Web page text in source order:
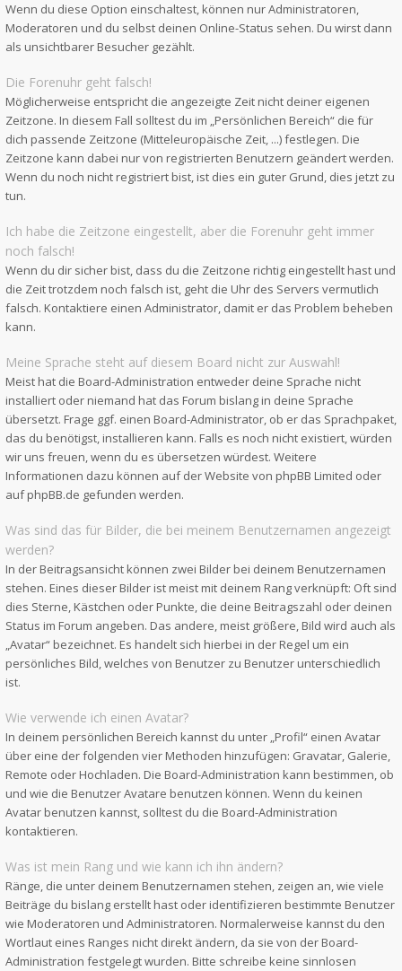
Wenn du diese Option einschaltest, können nur Administratoren,
Moderatoren und du selbst deinen Online-Status sehen. Du wirst dann
als unsichtbarer Besucher gezählt.
Die Forenuhr geht falsch!
Möglicherweise entspricht die angezeigte Zeit nicht deiner eigenen
Zeitzone. In diesem Fall solltest du im „Persönlichen Bereich“ die für
dich passende Zeitzone (Mitteleuropäische Zeit, ...) festlegen. Die
Zeitzone kann dabei nur von registrierten Benutzern geändert werden.
Wenn du noch nicht registriert bist, ist dies ein guter Grund, dies jetzt zu
tun.
Ich habe die Zeitzone eingestellt, aber die Forenuhr geht immer
noch falsch!
Wenn du dir sicher bist, dass du die Zeitzone richtig eingestellt hast und
die Zeit trotzdem noch falsch ist, geht die Uhr des Servers vermutlich
falsch. Kontaktiere einen Administrator, damit er das Problem beheben
kann.
Meine Sprache steht auf diesem Board nicht zur Auswahl!
Meist hat die Board-Administration entweder deine Sprache nicht
installiert oder niemand hat das Forum bislang in deine Sprache
übersetzt. Frage ggf. einen Board-Administrator, ob er das Sprachpaket,
das du benötigst, installieren kann. Falls es noch nicht existiert, würden
wir uns freuen, wenn du es übersetzen würdest. Weitere
Informationen dazu können auf der Website von phpBB Limited oder
aufphpBB.de gefunden werden.
Was sind das für Bilder, die bei meinem Benutzernamen angezeigt
werden?
In der Beitragsansicht können zwei Bilder bei deinem Benutzernamen
stehen. Eines dieser Bilder ist meist mit deinem Rang verknüpft: Oft sind
dies Sterne, Kästchen oder Punkte, die deine Beitragszahl oder deinen
Status im Forum angeben. Das andere, meist größere, Bild wird auch als
„Avatar“ bezeichnet. Es handelt sich hierbei in der Regel um ein
persönliches Bild, welches von Benutzer zu Benutzer unterschiedlich
ist.
Wie verwende ich einen Avatar?
In deinem persönlichen Bereich kannst du unter „Profil“ einen Avatar
über eine der folgenden vier Methoden hinzufügen: Gravatar, Galerie,
Remote oder Hochladen. Die Board-Administration kann bestimmen, ob
und wie die Benutzer Avatare benutzen können. Wenn du keinen
Avatar benutzen kannst, solltest du die Board-Administration
kontaktieren.
Was ist mein Rang und wie kann ich ihn ändern?
Ränge, die unter deinem Benutzernamen stehen, zeigen an, wie viele
Beiträge du bislang erstellt hast oder identifizieren bestimmte Benutzer
wie Moderatoren und Administratoren. Normalerweise kannst du den
Wortlaut eines Ranges nicht direkt ändern, da sie von der Board-
Administration festgelegt wurden. Bitte schreibe keine sinnlosen